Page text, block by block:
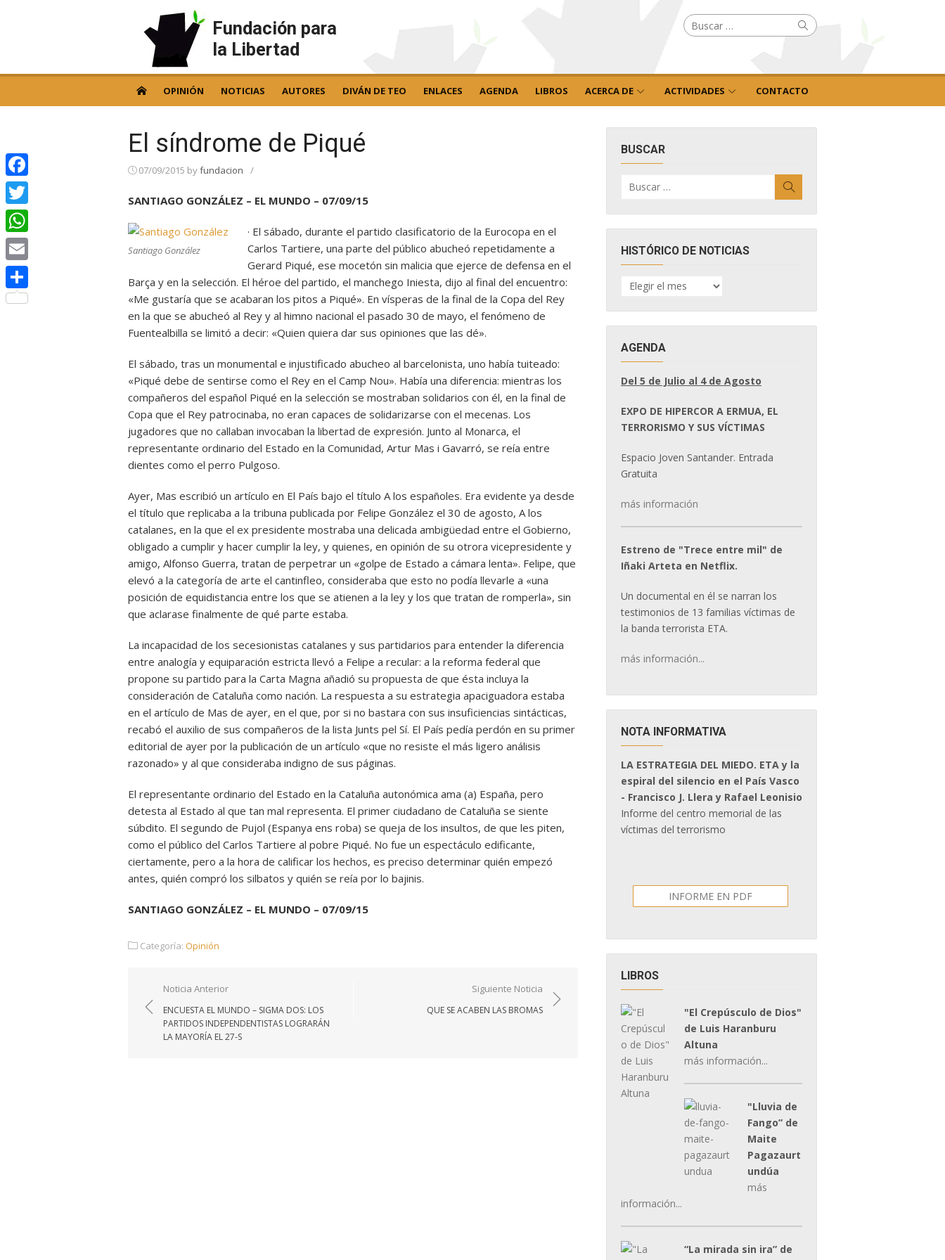
Fundación para
la Libertad
Buscar
por: Buscar
OPINIÓN NOTICIAS AUTORES DIVÁN DE TEO ENLACES AGENDA LIBROS ACERCA DE ACTIVIDADES CONTACTO
El síndrome de Piqué
07/09/2015 byfundacion /
SANTIAGO GONZÁLEZ – EL MUNDO – 07/09/15
Santiago González
· El sábado, durante el partido clasificatorio de la Eurocopa en el
Carlos Tartiere, una parte del público abucheó repetidamente a
Gerard Piqué, ese mocetón sin malicia que ejerce de defensa en el
Barça y en la selección. El héroe del partido, el manchego Iniesta, dijo al final del encuentro:
«Me gustaría que se acabaran los pitos a Piqué». En vísperas de la final de la Copa del Rey
en la que se abucheó al Rey y al himno nacional el pasado 30 de mayo, el fenómeno de
Fuentealbilla se limitó a decir: «Quien quiera dar sus opiniones que las dé».
El sábado, tras un monumental e injustificado abucheo al barcelonista, uno había tuiteado:
«Piqué debe de sentirse como el Rey en el Camp Nou». Había una diferencia: mientras los
compañeros del español Piqué en la selección se mostraban solidarios con él, en la final de
Copa que el Rey patrocinaba, no eran capaces de solidarizarse con el mecenas. Los
jugadores que no callaban invocaban la libertad de expresión. Junto al Monarca, el
representante ordinario del Estado en la Comunidad, Artur Mas i Gavarró, se reía entre
dientes como el perro Pulgoso.
Ayer, Mas escribió un artículo en El País bajo el título A los españoles. Era evidente ya desde
el título que replicaba a la tribuna publicada por Felipe González el 30 de agosto, A los
catalanes, en la que el ex presidente mostraba una delicada ambigüedad entre el Gobierno,
obligado a cumplir y hacer cumplir la ley, y quienes, en opinión de su otrora vicepresidente y
amigo, Alfonso Guerra, tratan de perpetrar un «golpe de Estado a cámara lenta». Felipe, que
elevó a la categoría de arte el cantinfleo, consideraba que esto no podía llevarle a «una
posición de equidistancia entre los que se atienen a la ley y los que tratan de romperla», sin
que aclarase finalmente de qué parte estaba.
La incapacidad de los secesionistas catalanes y sus partidarios para entender la diferencia
entre analogía y equiparación estricta llevó a Felipe a recular: a la reforma federal que
propone su partido para la Carta Magna añadió su propuesta de que ésta incluya la
consideración de Cataluña como nación. La respuesta a su estrategia apaciguadora estaba
en el artículo de Mas de ayer, en el que, por si no bastara con sus insuficiencias sintácticas,
recabó el auxilio de sus compañeros de la lista Junts pel Sí. El País pedía perdón en su primer
editorial de ayer por la publicación de un artículo «que no resiste el más ligero análisis
razonado» y al que consideraba indigno de sus páginas.
El representante ordinario del Estado en la Cataluña autonómica ama (a) España, pero
detesta al Estado al que tan mal representa. El primer ciudadano de Cataluña se siente
súbdito. El segundo de Pujol (Espanya ens roba) se queja de los insultos, de que les piten,
como el público del Carlos Tartiere al pobre Piqué. No fue un espectáculo edificante,
ciertamente, pero a la hora de calificar los hechos, es preciso determinar quién empezó
antes, quién compró los silbatos y quién se reía por lo bajinis.
SANTIAGO GONZÁLEZ – EL MUNDO – 07/09/15
Categoría: Opinión
Navegación
de
entradas
Noticia Anterior
ENCUESTA EL MUNDO – SIGMA DOS: LOS
PARTIDOS INDEPENDENTISTAS LOGRARÁN
LA MAYORÍA EL 27-S
Siguiente Noticia
QUE SE ACABEN LAS BROMAS
BUSCAR
por:
HISTÓRICO DE NOTICIAS
HISTÓRICO
DE
AGENDA
Del 5 de Julio al 4 de Agosto
EXPO DE HIPERCOR A ERMUA, EL
TERRORISMO Y SUS VÍCTIMAS
Espacio Joven Santander. Entrada
Gratuita
más información
Estreno de "Trece entre mil" de
Iñaki Arteta en Netflix.
Un documental en él se narran los
testimonios de 13 familias víctimas de
la banda terrorista ETA.
más información...
NOTA INFORMATIVA
LA ESTRATEGIA DEL MIEDO. ETA y la
espiral del silencio en el País Vasco
- Francisco J. Llera y Rafael Leonisio
Informe del centro memorial de las
víctimas del terrorismo
INFORME EN PDF
LIBROS
"El Crepúsculo de Dios"
de Luis Haranburu
Altuna
más información...
"Lluvia de
Fango” de
Maite
Pagazaurt
undúa
más
información...
“La mirada sin ira” de
Facebook
Twitter
WhatsApp
Email
Compartir